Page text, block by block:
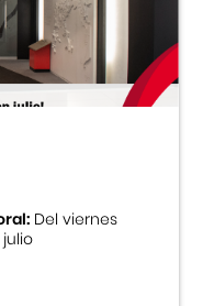
Del viernes